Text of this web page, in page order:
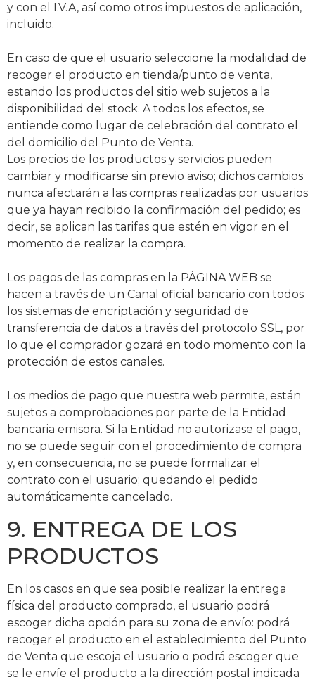
y con el I.V.A, así como otros impuestos de aplicación,
incluido.
En caso de que el usuario seleccione la modalidad de
recoger el producto en tienda/punto de venta,
estando los productos del sitio web sujetos a la
disponibilidad del stock. A todos los efectos, se
entiende como lugar de celebración del contrato el
del domicilio del Punto de Venta.
Los precios de los productos y servicios pueden
cambiar y modificarse sin previo aviso; dichos cambios
nunca afectarán a las compras realizadas por usuarios
que ya hayan recibido la confirmación del pedido; es
decir, se aplican las tarifas que estén en vigor en el
momento de realizar la compra.
Los pagos de las compras en la PÁGINA WEB se
hacen a través de un Canal oficial bancario con todos
los sistemas de encriptación y seguridad de
transferencia de datos a través del protocolo SSL, por
lo que el comprador gozará en todo momento con la
protección de estos canales.
Los medios de pago que nuestra web permite, están
sujetos a comprobaciones por parte de la Entidad
bancaria emisora. Si la Entidad no autorizase el pago,
no se puede seguir con el procedimiento de compra
y, en consecuencia, no se puede formalizar el
contrato con el usuario; quedando el pedido
automáticamente cancelado.
9. ENTREGA DE LOS
PRODUCTOS
En los casos en que sea posible realizar la entrega
física del producto comprado, el usuario podrá
escoger dicha opción para su zona de envío: podrá
recoger el producto en el establecimiento del Punto
de Venta que escoja el usuario o podrá escoger que
se le envíe el producto a la dirección postal indicada